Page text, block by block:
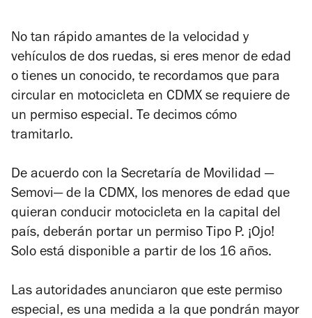
No tan rápido amantes de la velocidad y
vehículos de dos ruedas, si eres menor de edad
o tienes un conocido, te recordamos que para
circular en motocicleta en CDMX se requiere de
un permiso especial. Te decimos cómo
tramitarlo.
De acuerdo con la Secretaría de Movilidad —
Semovi—de la CDMX, los menores de edad que
quieran conducir motocicleta en la capital del
país, deberán portar un permiso Tipo P. ¡Ojo!
Solo está disponible a partir de los 16 años.
Las autoridades anunciaron que este permiso
especial, es una medida a la que pondrán mayor